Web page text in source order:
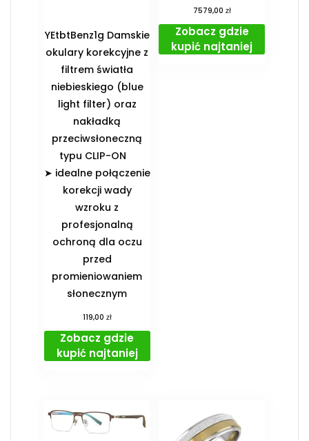
YEtbtBenz1g Damskie
okulary korekcyjne z
filtrem światła
niebieskiego (blue
light filter) oraz
nakładką
przeciwsłoneczną
typu CLIP-ON
➤ idealne połączenie
korekcji wady
wzroku z
profesjonalną
ochroną dla oczu
przed
promieniowaniem
słonecznym
119,00 zł
Zobacz gdzie
kupić najtaniej
7579,00 zł
Zobacz gdzie
kupić najtaniej